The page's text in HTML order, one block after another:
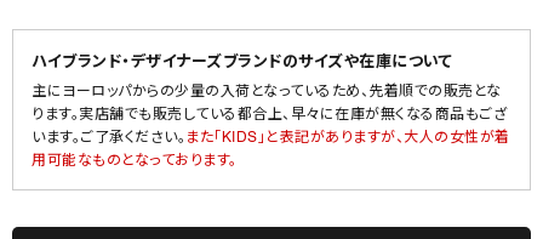
ハイブランド・デザイナーズブランドのサイズや在庫について
主にヨーロッパからの少量の入荷となっているため、先着順での販売とな
ります。実店舗でも販売している都合上、早々に在庫が無くなる商品もござ
います。ご了承ください。 また「KIDS」と表記がありますが、大人の女性が着
用可能なものとなっております。